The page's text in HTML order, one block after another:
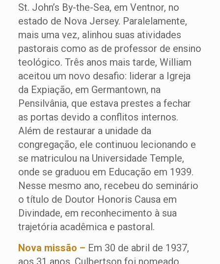
St. John’s By-the-Sea, em Ventnor, no
estado de Nova Jersey. Paralelamente,
mais uma vez, alinhou suas atividades
pastorais como as de professor de ensino
teológico. Três anos mais tarde, William
aceitou um novo desafio: liderar a Igreja
da Expiação, em Germantown, na
Pensilvânia, que estava prestes a fechar
as portas devido a conflitos internos.
Além de restaurar a unidade da
congregação, ele continuou lecionando e
se matriculou na Universidade Temple,
onde se graduou em Educação em 1939.
Nesse mesmo ano, recebeu do seminário
o título de Doutor Honoris Causa em
Divindade, em reconhecimento à sua
trajetória acadêmica e pastoral.
Nova missão – Em 30 de abril de 1937,
aos 31 anos, Culbertson foi nomeado